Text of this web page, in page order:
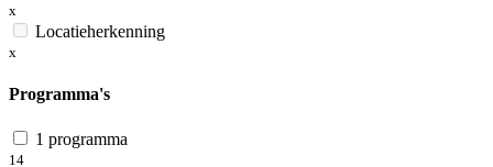
x
Locatieherkenning
x
Programma's
1 programma
14